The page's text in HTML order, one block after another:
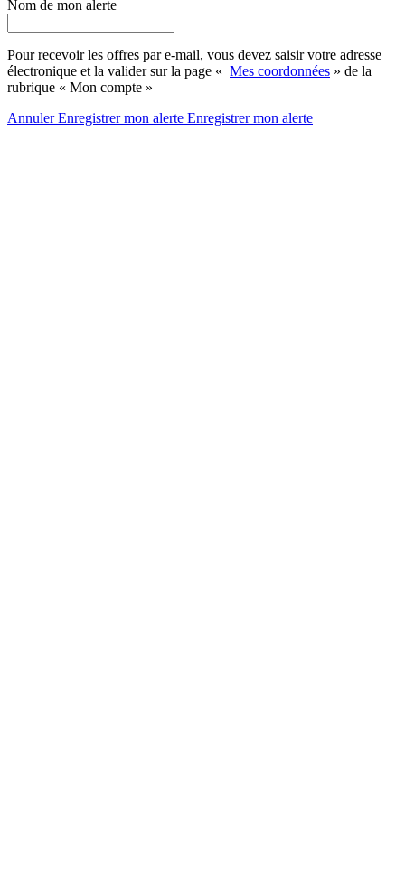
Nom de mon alerte
Pour recevoir les offres par e-mail, vous devez saisir votre adresse
électronique et la valider sur la page « Mes coordonnées » de la
rubrique « Mon compte »
AnnulerEnregistrer mon alerte Enregistrermon alerte